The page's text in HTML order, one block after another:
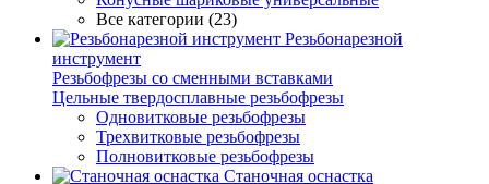
Все категории (23)
Резьбонарезной
инструмент
Резьбофрезы со сменными вставками
Цельные твердосплавные резьбофрезы
Одновитковые резьбофрезы
Трехвитковые резьбофрезы
Полновитковые резьбофрезы
Станочная оснастка